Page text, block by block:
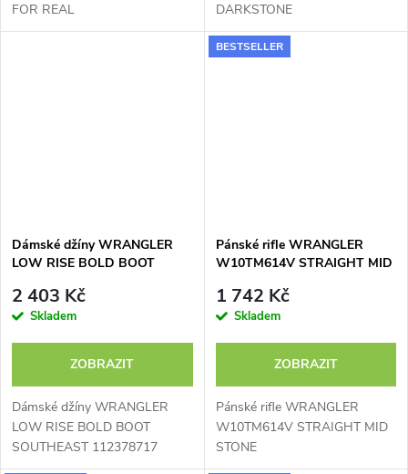
FOR REAL
DARKSTONE
Dámské džíny WRANGLER
LOW RISE BOLD BOOT
2 403 Kč
Skladem
ZOBRAZIT
Dámské džíny WRANGLER
LOW RISE BOLD BOOT
SOUTHEAST 112378717
BESTSELLER
Pánské rifle WRANGLER
W10TM614V STRAIGHT MID
1 742 Kč
Skladem
ZOBRAZIT
Pánské rifle WRANGLER
W10TM614V STRAIGHT MID
STONE